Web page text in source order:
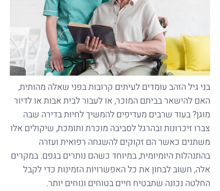
בני גיל הזהב עומדים לעיתים קרובות בפני שאלה מהותית,
האם להישאר בביתם המוכר, או לעבור לבית אבות או לדיור
מוגן? בעוד שרבים מעדיפים להמשיך לחיות בדירה שבה
צברו זיכרונות ובהרגל לסביבה מוכרת ותומכת, שיקולים אלו
משתנים כאשר הם זקוקים להשגחה רפואית ועזרה
בהתנהלות היומיומית, במיוחד כשהם נותרים בגפם. במקרים
אלה, חשוב לבחון את כל האפשרויות הזמינות כדי לקבל
החלטה נכונה שתבטיח חיים בטוחים ונוחים יותר.